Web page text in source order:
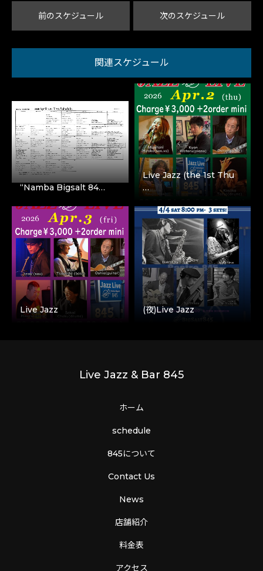
前のスケジュール 次のスケジュール
関連スケジュール
“Namba Bigsalt 84…
Live Jazz (the 1st Thu
…
Live Jazz (夜)Live Jazz
Live Jazz & Bar 845
ホーム
schedule
845について
Contact Us
News
店舗紹介
料金表
アクセス